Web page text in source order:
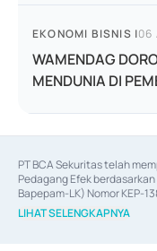
EKONOMI BISNIS |06
WAMENDAG
MENDUNIA DI
PT BCA Sekuritas telah
Pedagang Efek
Bapepam-LK) Nomor KEP-
06/D.04/2014 tanggal 28
Efek berdasarkan surat
LIHAT SELENGKAPNYA